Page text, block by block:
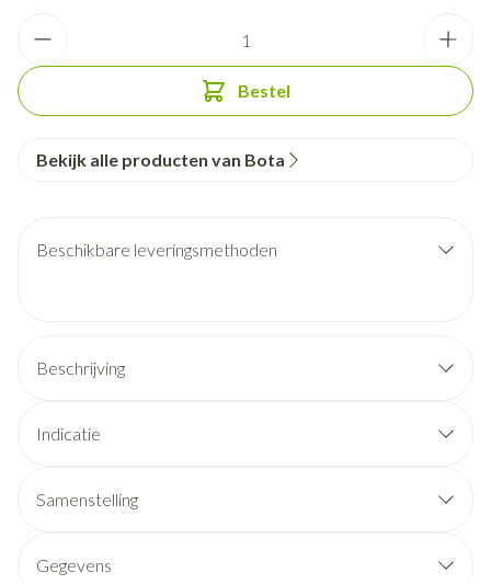
Bestel
Bekijk alle producten van Bota
Beschikbare leveringsmethoden
Beschrijving
Indicatie
Samenstelling
Gegevens